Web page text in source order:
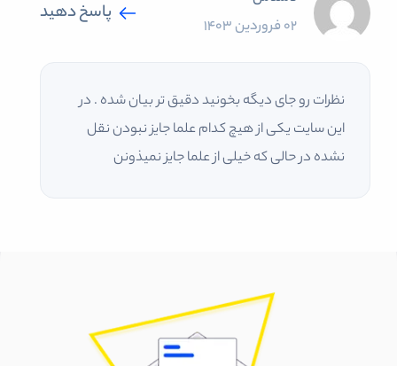
02 فروردین 1403
پاسخ دهید
نظرات رو جای دیگه بخونید دقیق تر بیان شده . در
این سایت یکی از هیچ کدام علما جایز نبودن نقل
نشده ‌در حالی که خیلی از علما جایز نمیذونن